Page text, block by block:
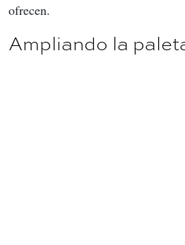
ofrecen.
Ampliando la